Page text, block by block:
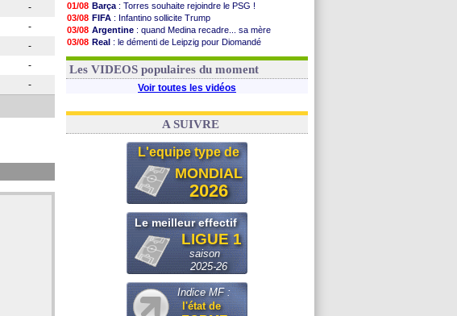
-
-
-
-
-
01/08 Barça : Torres souhaite rejoindre le PSG !
03/08 FIFA : Infantino sollicite Trump
03/08 Argentine : quand Medina recadre... sa mère
03/08 Real : le démenti de Leipzig pour Diomandé
31/07 FIFA: le conseiller d'Infantino démissionne !
Les VIDEOS populaires du moment
Voir toutes les vidéos
A SUIVRE
L'equipe type de
MONDIAL
2026
Le meilleur effectif
LIGUE 1
saison
2025-26
Indice MF :
l'état de